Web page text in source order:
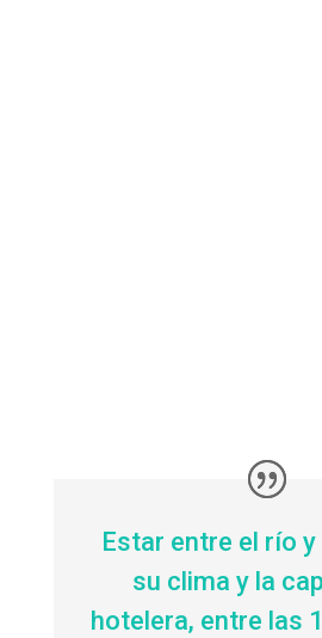
Estar entre el río
su clima y la
hotelera, entre las